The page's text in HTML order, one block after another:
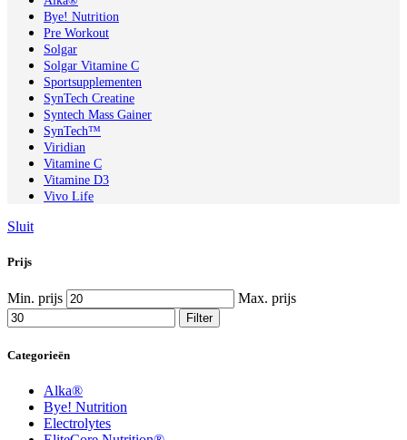
Bye! Nutrition
Pre Workout
Solgar
Solgar Vitamine C
Sportsupplementen
SynTech Creatine
Syntech Mass Gainer
SynTech™
Viridian
Vitamine C
Vitamine D3
Vivo Life
Sluit
Prijs
Min. prijs Max. prijs
Filter
Categorieën
Alka®
Bye! Nutrition
Electrolytes